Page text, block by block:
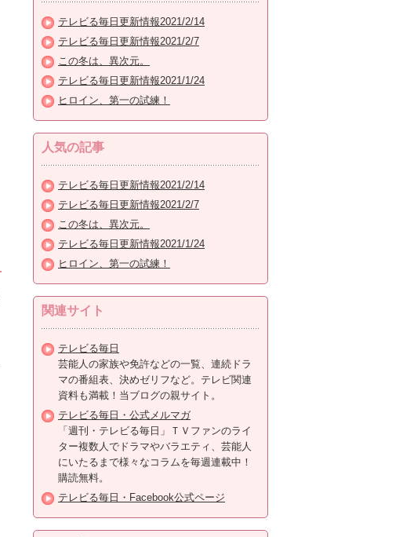
テレビる毎日更新情報2021/2/14
テレビる毎日更新情報2021/2/7
この冬は、異次元。
テレビる毎日更新情報2021/1/24
ヒロイン、第一の試練！
人気の記事
テレビる毎日更新情報2021/2/14
テレビる毎日更新情報2021/2/7
この冬は、異次元。
テレビる毎日更新情報2021/1/24
ヒロイン、第一の試練！
関連サイト
テレビる毎日
芸能人の家族や免許などの一覧、連続ドラ
マの番組表、決めゼリフなど。テレビ関連
資料も満載！当ブログの親サイト。
テレビる毎日・公式メルマガ
「週刊・テレビる毎日」ＴＶファンのライ
ター複数人でドラマやバラエティ、芸能人
にいたるまで様々なコラムを毎週連載中！
購読無料。
テレビる毎日・Facebook公式ページ